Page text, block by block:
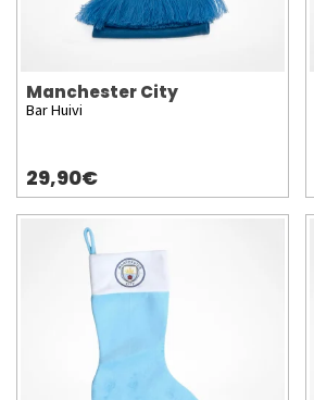
Manchester City
Bar Huivi
29,90€